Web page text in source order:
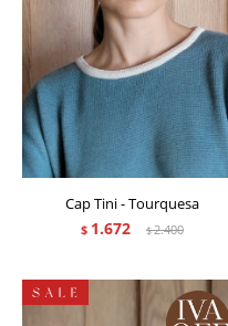
Cap Tini - Tourquesa
$ 1.672 $2.400